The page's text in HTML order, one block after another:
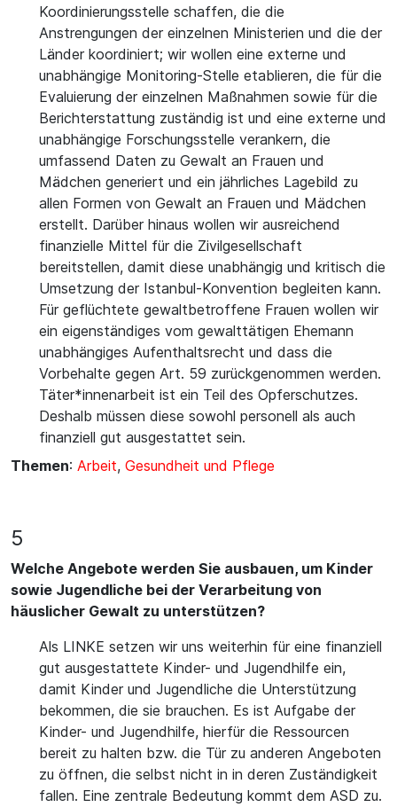
Koordinierungsstelle schaffen, die die
Anstrengungen der einzelnen Ministerien und die der
Länder koordiniert; wir wollen eine externe und
unabhängige Monitoring-Stelle etablieren, die für die
Evaluierung der einzelnen Maßnahmen sowie für die
Berichterstattung zuständig ist und eine externe und
unabhängige Forschungsstelle verankern, die
umfassend Daten zu Gewalt an Frauen und
Mädchen generiert und ein jährliches Lagebild zu
allen Formen von Gewalt an Frauen und Mädchen
erstellt. Darüber hinaus wollen wir ausreichend
finanzielle Mittel für die Zivilgesellschaft
bereitstellen, damit diese unabhängig und kritisch die
Umsetzung der Istanbul-Konvention begleiten kann.
Für geflüchtete gewaltbetroffene Frauen wollen wir
ein eigenständiges vom gewalttätigen Ehemann
unabhängiges Aufenthaltsrecht und dass die
Vorbehalte gegen Art. 59 zurückgenommen werden.
Täter*innenarbeit ist ein Teil des Opferschutzes.
Deshalb müssen diese sowohl personell als auch
finanziell gut ausgestattet sein.
Themen: Arbeit, Gesundheit und Pflege
5
Welche Angebote werden Sie ausbauen, um Kinder
sowie Jugendliche bei der Verarbeitung von
häuslicher Gewalt zu unterstützen?
Als LINKE setzen wir uns weiterhin für eine finanziell
gut ausgestattete Kinder- und Jugendhilfe ein,
damit Kinder und Jugendliche die Unterstützung
bekommen, die sie brauchen. Es ist Aufgabe der
Kinder- und Jugendhilfe, hierfür die Ressourcen
bereit zu halten bzw. die Tür zu anderen Angeboten
zu öffnen, die selbst nicht in in deren Zuständigkeit
fallen. Eine zentrale Bedeutung kommt dem ASD zu.